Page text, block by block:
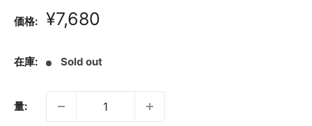
価格:
販
価
格
¥7,680
在庫: Sold out
量: